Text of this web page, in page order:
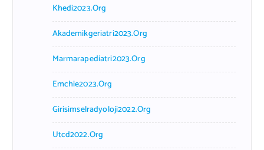
Khedi2023.org
Akademikgeriatri2023.org
Marmarapediatri2023.org
Emchie2023.org
Girisimselradyoloji2022.org
Utcd2022.org